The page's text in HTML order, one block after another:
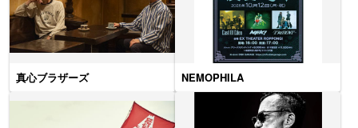
真心ブラザーズ NEMOPHILA